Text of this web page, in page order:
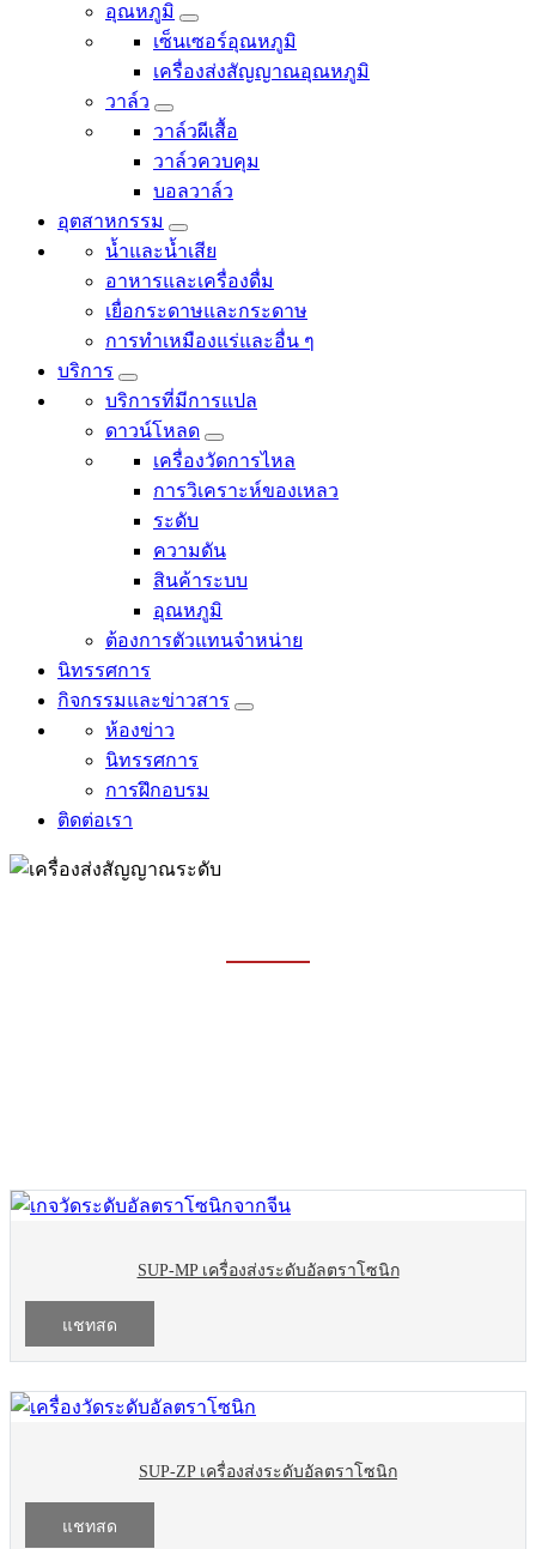
อุณหภูมิ
เซ็นเซอร์อุณหภูมิ
เครื่องส่งสัญญาณอุณหภูมิ
วาล์ว
วาล์วผีเสื้อ
วาล์วควบคุม
บอลวาล์ว
อุตสาหกรรม
น้ำและน้ำเสีย
อาหารและเครื่องดื่ม
เยื่อกระดาษและกระดาษ
การทำเหมืองแร่และอื่น ๆ
บริการ
บริการที่มีการแปล
ดาวน์โหลด
เครื่องวัดการไหล
การวิเคราะห์ของเหลว
ระดับ
ความดัน
สินค้าระบบ
อุณหภูมิ
ต้องการตัวแทนจำหน่าย
นิทรรศการ
กิจกรรมและข่าวสาร
ห้องข่าว
นิทรรศการ
การฝึกอบรม
ติดต่อเรา
SUP-MP เครื่องส่งระดับอัลตราโซนิก
แชทสด
SUP-ZP เครื่องส่งระดับอัลตราโซนิก
แชทสด